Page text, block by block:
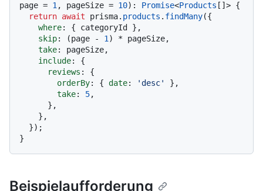
page = 1 , pageSize = 10): Promise<Products []> {
return await prisma. products . findMany({
where: { categoryId },
skip: (page - 1 ) * pageSize,
take: pageSize,
include: {
reviews : {
orderBy: { date: 'desc'
},
take: 5,
Beispielaufforderung